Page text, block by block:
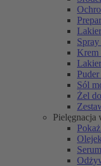
Krem
Sól
Żel
Pielęgnacja